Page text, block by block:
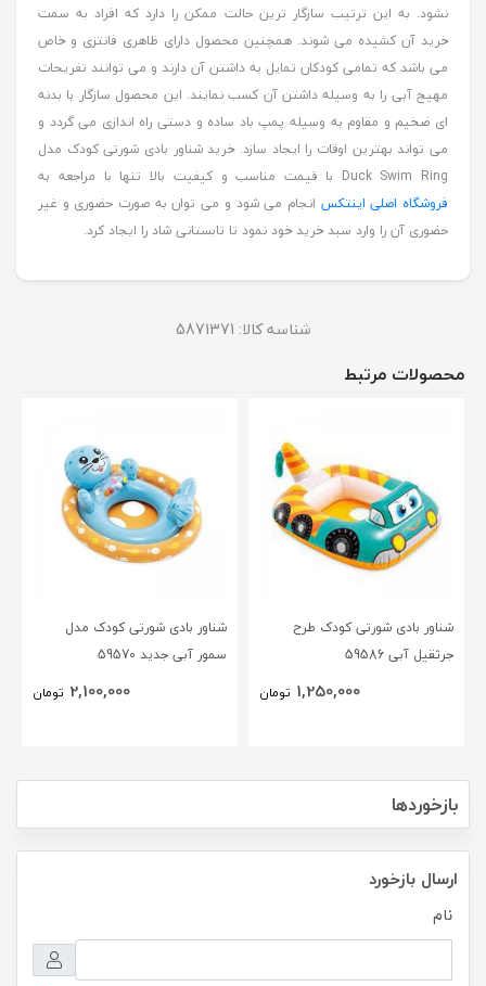
نشود. به این ترتیب سازگار ترین حالت ممکن را دارد که افراد به سمت
خرید آن کشیده می شوند. همچنین محصول دارای ظاهری فانتزی و خاص
می باشد که تمامی کودکان تمایل به داشتن آن دارند و می توانند تفریحات
مهیج آبی را به وسیله داشتن آن کسب نمایند. این محصول سازگار با بدنه
ای ضخیم و مقاوم به وسیله پمپ باد ساده و دستی راه اندازی می گردد و
می تواند بهترین اوقات را ایجاد سازد. خرید شناور بادی شورتی کودک مدل
Duck Swim Ring با قیمت مناسب و کیفیت بالا تنها با مراجعه به
فروشگاه اصلی اینتکس انجام می شود و می توان به صورت حضوری و غیر
حضوری آن را وارد سبد خرید خود نمود تا تابستانی شاد را ایجاد کرد.
شناسه کالا: 5871371
محصولات مرتبط
شناور بادی شورتی کودک طرح
جرثقیل آبی 59586
1,250,000 تومان
شناور بادی شورتی کودک مدل
سمور آبی جدید 59570
2,100,000 تومان
بازخوردها
ارسال بازخورد
نام